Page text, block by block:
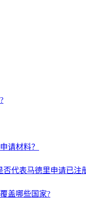
请材料？
代表马德里申请已注
盖哪些国家?